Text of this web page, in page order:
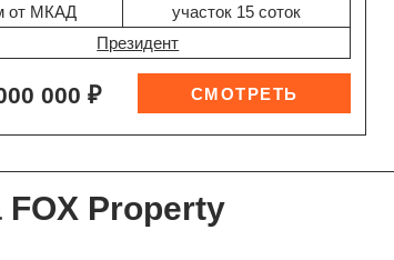
от МКАД
участок 15 соток
Президент
000 ₽
FOX Property